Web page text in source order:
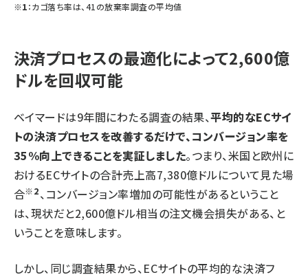
※1：カゴ落ち率は、41の放棄率調査の平均値
決済プロセスの最適化によって2,600億
ドルを回収可能
ベイマードは9年間にわたる調査の結果、平均的なECサイ
トの決済プロセスを改善するだけで、コンバージョン率を
35%向上できることを実証しました。つまり、米国と欧州に
おけるECサイトの合計売上高7,380億ドルについて見た場
合※2、コンバージョン率増加の可能性があるということ
は、現状だと2,600億ドル相当の注文機会損失がある、と
いうことを意味します。
しかし、同じ調査結果から、ECサイトの平均的な決済フ